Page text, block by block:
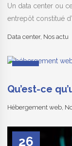
Un data center ou
entrepôt constitué
Data center, Nos actu
25
Qu’est-ce
Hébergement web
26